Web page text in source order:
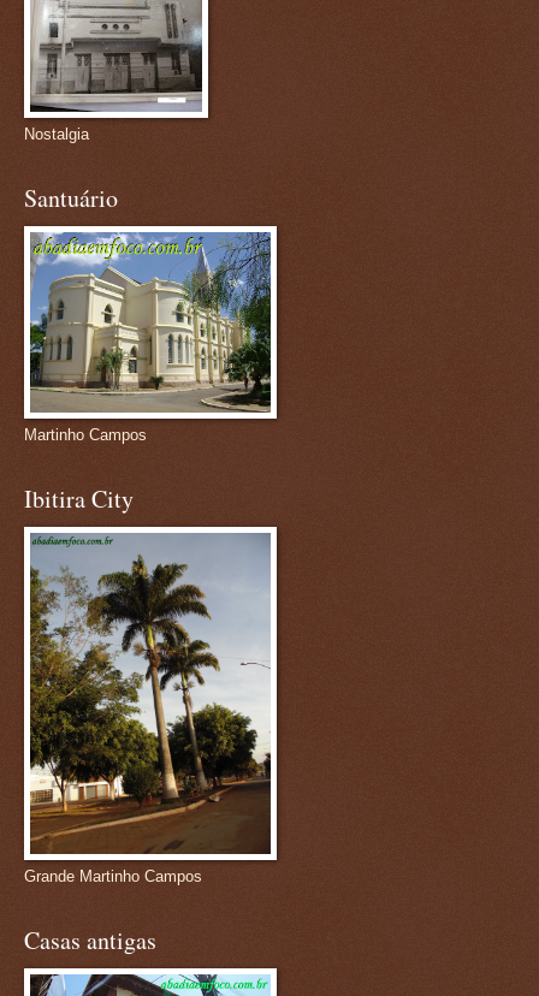
Nostalgia
Santuário
Martinho Campos
Ibitira City
Grande Martinho Campos
Casas antigas